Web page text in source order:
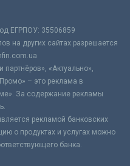
ЕГРПОУ: 35506859
на других сайтах разрешается
«Актуально»,
– это реклама в
За содержание рекламы
рекламой банковских
о продуктах и услугах можно
банка.